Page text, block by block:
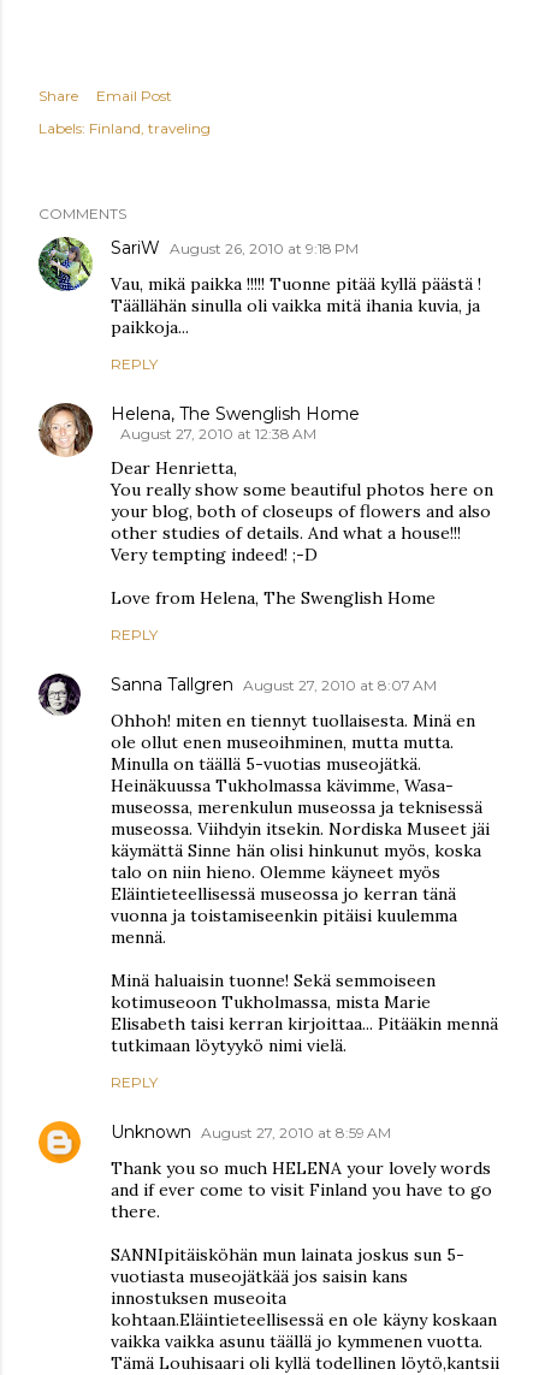
Share
Email Post
Labels: Finland traveling
COMMENTS
SariW August 26, 2010 at 9:18 PM
Vau, mikä paikka !!!!! Tuonne pitää kyllä päästä !
Täällähän sinulla oli vaikka mitä ihania kuvia, ja
paikkoja...
REPLY
Helena, The Swenglish Home
August 27, 2010 at 12:38 AM
Dear Henrietta,
You really show some beautiful photos here on
your blog, both of closeups of flowers and also
other studies of details. And what a house!!!
Very tempting indeed! ;-D
Love from Helena, The Swenglish Home
REPLY
Sanna Tallgren August 27, 2010 at 8:07 AM
Ohhoh! miten en tiennyt tuollaisesta. Minä en
ole ollut enen museoihminen, mutta mutta.
Minulla on täällä 5-vuotias museojätkä.
Heinäkuussa Tukholmassa kävimme, Wasa-
museossa, merenkulun museossa ja teknisessä
museossa. Viihdyin itsekin. Nordiska Museet jäi
käymättä Sinne hän olisi hinkunut myös, koska
talo on niin hieno. Olemme käyneet myös
Eläintieteellisessä museossa jo kerran tänä
vuonna ja toistamiseenkin pitäisi kuulemma
mennä.
Minä haluaisin tuonne! Sekä semmoiseen
kotimuseoon Tukholmassa, mista Marie
Elisabeth taisi kerran kirjoittaa... Pitääkin mennä
tutkimaan löytyykö nimi vielä.
REPLY
Unknown August 27, 2010 at 8:59 AM
Thank you so much HELENA your lovely words
and if ever come to visit Finland you have to go
there.
SANNIpitäisköhän mun lainata joskus sun 5-
vuotiasta museojätkää jos saisin kans
innostuksen museoita
kohtaan.Eläintieteellisessä en ole käyny koskaan
vaikka vaikka asunu täällä jo kymmenen vuotta.
Tämä Louhisaari oli kyllä todellinen löytö,kantsii